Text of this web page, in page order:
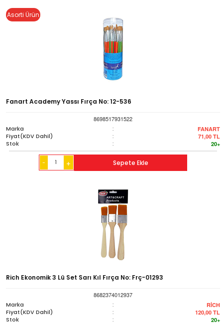
Asorti Ürün
Fanart Academy Yassı Fırça No: 12-536
8698517931522
Marka
: FANART
Fiyat(KDV Dahil) : 71,00 TL
Stok : 20+
- + Sepete Ekle
Rich Ekonomik 3 Lü Set Sarı Kıl Fırça No: Frç-01293
8682374012937
Marka
: RİCH
Fiyat(KDV Dahil) : 120,00 TL
Stok : 20+